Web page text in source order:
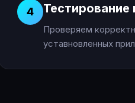
4 Тестирование
Проверяем
уставновленных